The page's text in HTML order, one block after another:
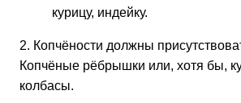
курицу, индейку.
2. Копчёности должны
Копчёные рёбрышки или, хотя бы,
колбасы.